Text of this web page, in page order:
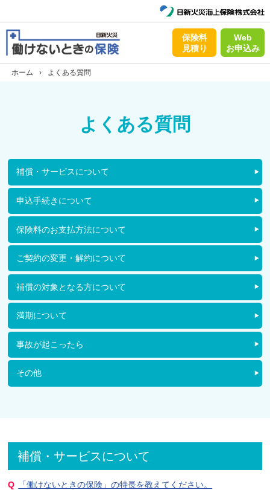
保険料
見積り
Web
お申込み
ホーム › よくある質問
よくある質問
補償・サービスについて
申込手続きについて
保険料のお支払方法について
ご契約の変更・解約について
補償の対象となる方について
満期について
事故が起こったら
その他
補償・サービスについて
「働けないときの保険」の特長を教えてください。